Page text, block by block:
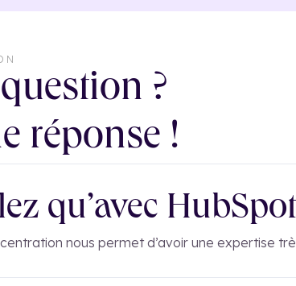
?
réponse !
qu’avec
nous permet d’avoir une expertise